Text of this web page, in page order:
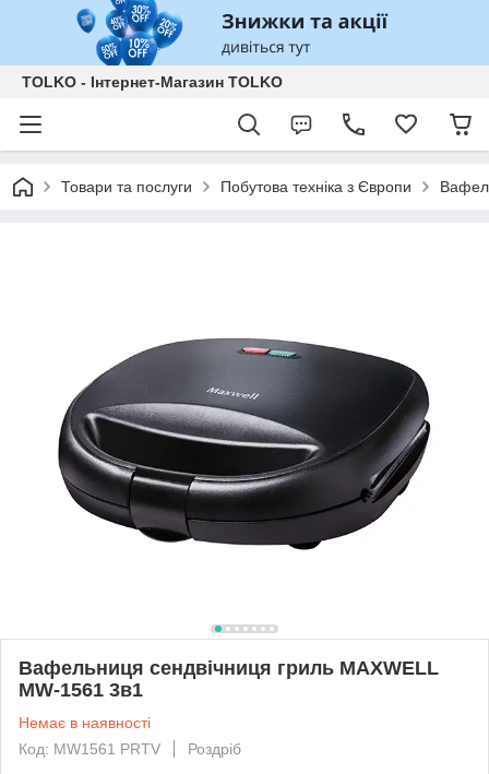
TOLKO - Інтернет-Магазин TOLKO
Товари та послуги Побутова техніка з Європи
Вафельниця сендвічниця гриль MAXWELL
MW-1561 3в1
Немає в наявності
Код: MW1561 PRTV
Роздріб